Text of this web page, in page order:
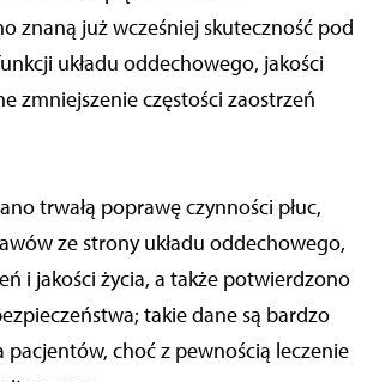
znaną już wcześniej skuteczność pod
układu oddechowego, jakości
zmniejszenie częstości zaostrzeń
trwałą poprawę czynności płuc,
ze strony układu oddechowego,
i jakości życia, a także potwierdzono
takie dane są bardzo
pacjentów, choć z pewnością leczenie